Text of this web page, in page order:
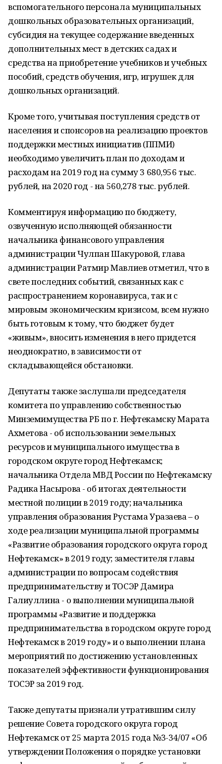
вспомогательного персонала муниципальных
дошкольных образовательных организаций,
субсидия на текущее содержание введенных
дополнительных мест в детских садах и
средства на приобретение учебников и учебных
пособий, средств обучения, игр, игрушек для
дошкольных организаций.
Кроме того, учитывая поступления средств от
населения и спонсоров на реализацию проектов
поддержки местных инициатив (ППМИ)
необходимо увеличить план по доходам и
расходам на 2019 год на сумму 3 680,956 тыс.
рублей, на 2020 год - на 560,278 тыс. рублей.
Комментируя информацию по бюджету,
озвученную исполняющей обязанности
начальника финансового управления
администрации Чулпан Шакуровой, глава
администрации Ратмир Мавлиев отметил, что в
свете последних событий, связанных как с
распространением коронавируса, так и с
мировым экономическим кризисом, всем нужно
быть готовым к тому, что бюджет будет
«живым», вносить изменения в него придется
неоднократно, в зависимости от
складывающейся обстановки.
Депутаты также заслушали председателя
комитета по управлению собственностью
Минземимущества РБ по г. Нефтекамску Марата
Ахметова - об использовании земельных
ресурсов и муниципального имущества в
городском округе город Нефтекамск;
начальника Отдела МВД России по Нефтекамску
Радика Насырова - об итогах деятельности
местной полиции в 2019 году; начальника
управления образования Рустама Уразаева – о
ходе реализации муниципальной программы
«Развитие образования городского округа город
Нефтекамск» в 2019 году; заместителя главы
администрации по вопросам содействия
предпринимательству и ТОСЭР Дамира
Галиуллина - о выполнении муниципальной
программы «Развитие и поддержка
предпринимательства в городском округе город
Нефтекамск в 2019 году» и о выполнении плана
мероприятий по достижению установленных
показателей эффективности функционирования
ТОСЭР за 2019 год.
Также депутаты признали утратившим силу
решение Совета городского округа город
Нефтекамск от 25 марта 2015 года №3-34/07 «Об
утверждении Положения о порядке установки